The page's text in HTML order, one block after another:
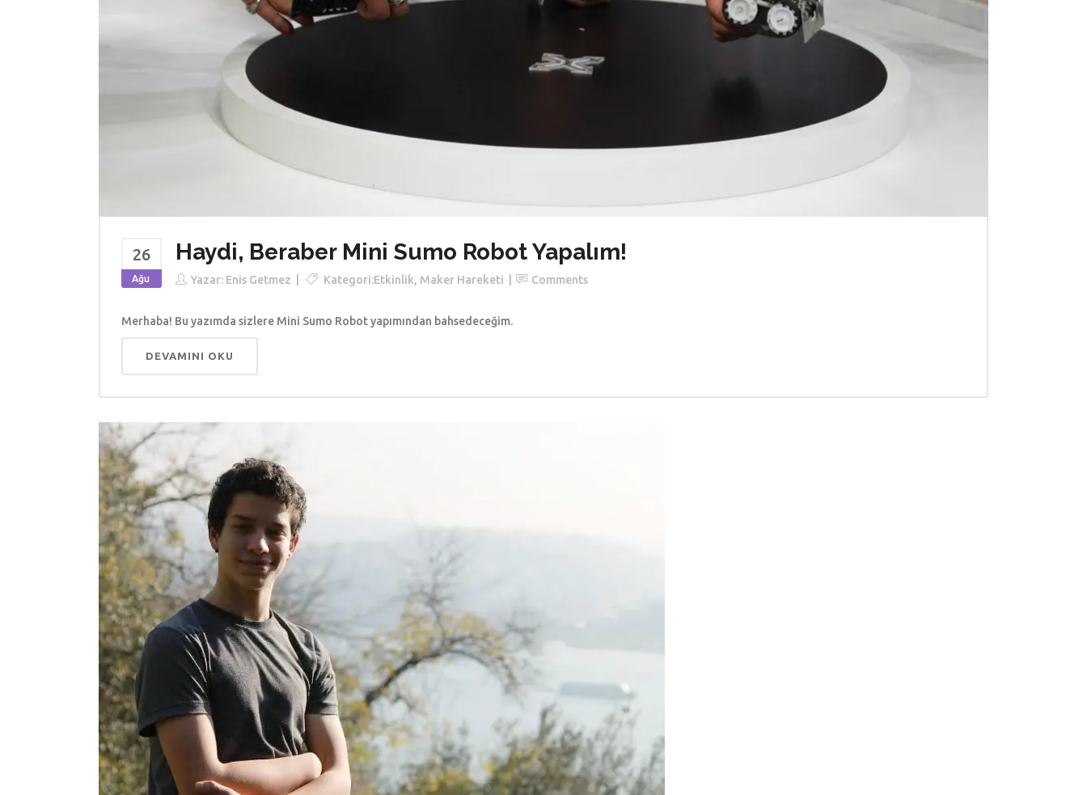
26
Ağu
Haydi, Beraber Mini Sumo Robot Yapalım!
Yazar: Enis Getmez Kategori:Etkinlik, Maker Hareketi Comments
Merhaba! Bu yazımda sizlere Mini Sumo Robot yapımından bahsedeceğim.
DEVAMINI OKU